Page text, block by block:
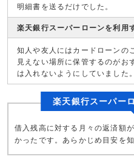
明細書を送るだけでした。
楽天銀行スーパーローンを利用
知人や友人にはカードローンの
見えない場所に保管するのがお
は入れないようにしていました。
楽天銀行スーパー
借入残高に対する月々の返済額
かったです。あらかじめ目安を